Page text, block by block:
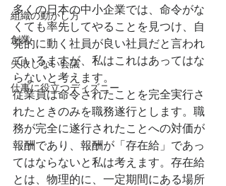
組織の動かし方
創業
失敗しない会議
仕事に役立つディズニー
多くの日本の中小企業では、命令がな
くても率先してやることを見つけ、自
発的に動く社員が良い社員だと言われ
ているますが、私はこれはあってはな
らないと考えます。
従業員は命令されたことを完全実行さ
れたときのみを職務遂行とします。職
務が完全に遂行されたことへの対価が
報酬であり、報酬が「存在給」であっ
てはならないと私は考えます。存在給
とは、物理的に、一定期間にある場所